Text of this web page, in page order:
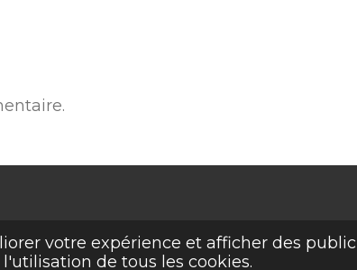
votre expérience et afficher des
de tous les cookies.